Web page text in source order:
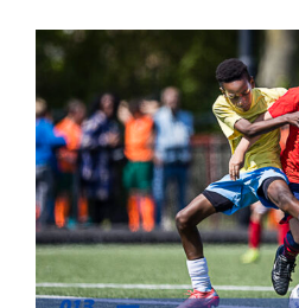
Bekijk
grotere
afbeelding